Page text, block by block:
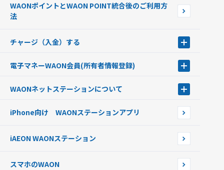
ポイントの有効期限について
WAONポイントとWAON POINT統合後のご利用方
法
チャージ（入金）する
現金でチャージする
銀行口座・ATMからチャージする
オートチャージ
ポイントからチャージする
チャージ上限金額の変更について
電子マネーWAON会員(所有者情報登録)
WAON POINTサービス会員登録に伴う個人データの共同利用のお知
WAONネットステーションについて
WAONネットステーションWAON端末について
iPhone向け WAONステーションアプリ
iAEON WAONステーション
スマホのWAON